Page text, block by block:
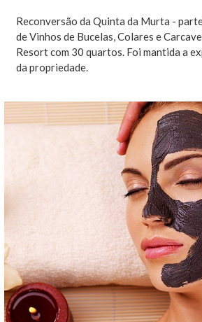
Reconversão da Quinta da Murta -
de Vinhos de Bucelas, Colares e
Resort com 30 quartos. Foi mantida a
da propriedade.